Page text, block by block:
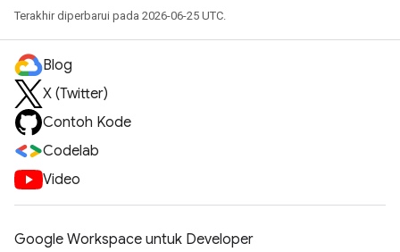
Terakhir diperbarui pada 2026-06-25 UTC.
Blog
X (Twitter)
Contoh Kode
Codelab
Video
Google Workspace untuk Developer